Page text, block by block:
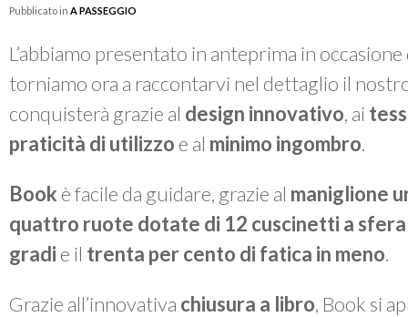
Pubblicato in A PASSEGGIO
L’abbiamo presentato in anteprima in
torniamo ora a raccontarvi nel dettaglio il
conquisterà grazie al design innovativo, ai
praticità di utilizzo e al minimo ingombro.
Book è facile da guidare, grazie al maniglione
quattro ruote dotate di 12 cuscinetti a sfera
gradi e il trenta per cento di fatica in meno.
Grazie all’innovativa chiusura a libro, Book si